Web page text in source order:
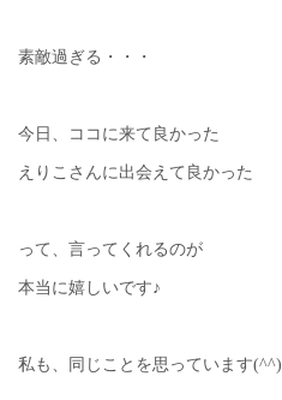
素敵過ぎる・・・
今日、ココに来て良かった
えりこさんに出会えて良かった
って、言ってくれるのが
本当に嬉しいです♪
私も、同じことを思っています(^^)